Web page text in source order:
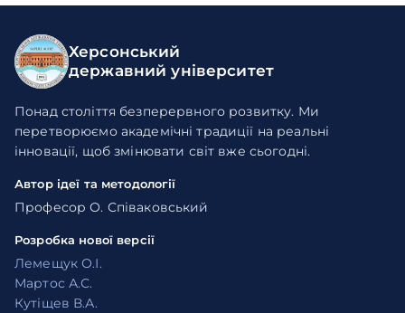
Херсонський
державний університет
Понад століття безперервного розвитку. Ми
перетворюємо академічні традиції на реальні
інновації, щоб змінювати світ вже сьогодні.
Автор ідеї та методології
Професор О. Співаковський
Розробка нової версії
Лемещук О.І.
Мартос А.С.
Кутіщев В.А.